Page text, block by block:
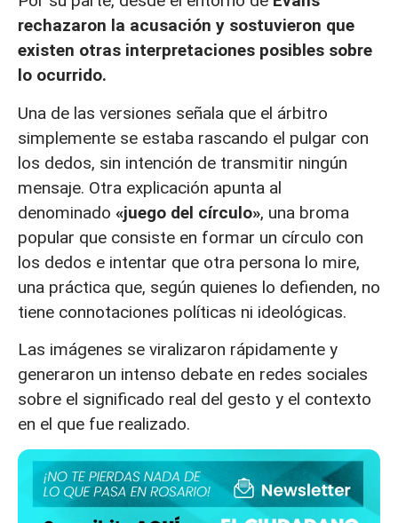
rechazaron la acusación y sostuvieron que
existen otras interpretaciones posibles sobre
lo ocurrido.
Una de las versiones señala que el árbitro
simplemente se estaba rascando el pulgar con
los dedos, sin intención de transmitir ningún
mensaje. Otra explicación apunta al
denominado «juego del círculo», una broma
popular que consiste en formar un círculo con
los dedos e intentar que otra persona lo mire,
una práctica que, según quienes lo defienden, no
tiene connotaciones políticas ni ideológicas.
Las imágenes se viralizaron rápidamente y
generaron un intenso debate en redes sociales
sobre el significado real del gesto y el contexto
en el que fue realizado.